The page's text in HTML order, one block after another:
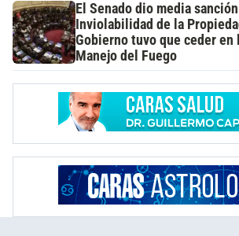
El Senado dio media
Inviolabilidad de la
Gobierno tuvo que ceder en
Manejo del Fuego